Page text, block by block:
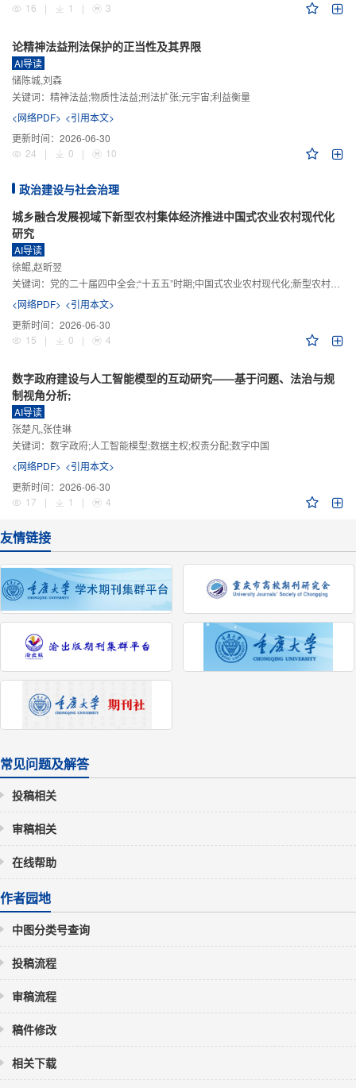
16
| 1 | 3
论精神法益刑法保护的正当性及其界限
AI导读
储陈城,刘森
关键词： 精神法益;物质性法益;刑法扩张;元宇宙;利益衡量
<网络PDF> <引用本文>
更新时间： 2026-06-30
24
| 0 | 10
政治建设与社会治理
城乡融合发展视域下新型农村集体经济推进中国式农业农村现代化
研究
AI导读
徐鲲,赵昕翌
关键词： 党的二十届四中全会;“十五五”时期;中国式农业农村现代化;新型农村集体经济;城乡融合发展;新质生产力
<网络PDF> <引用本文>
更新时间： 2026-06-30
15
| 0 | 4
数字政府建设与人工智能模型的互动研究——基于问题、法治与规
制视角分析;
AI导读
张楚凡,张佳琳
关键词： 数字政府;人工智能模型;数据主权;权责分配;数字中国
<网络PDF> <引用本文>
更新时间： 2026-06-30
17
| 1 | 4
友情链接
常见问题及解答
投稿相关
审稿相关
在线帮助
作者园地
中图分类号查询
投稿流程
审稿流程
稿件修改
相关下载